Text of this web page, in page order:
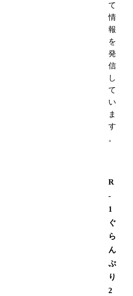
て
情
報
を
発
信
し
て
い
ま
す
。
R
-
1
ぐ
ら
ん
ぷ
り
2